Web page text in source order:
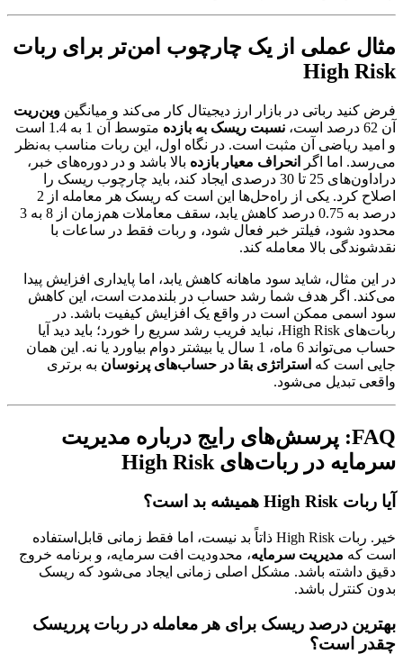
مثال عملی از یک چارچوب امن‌تر برای ربات
High Risk
فرض کنید رباتی در بازار ارز دیجیتال کار می‌کند و میانگین وین‌ریت
آن 62 درصد است،
نسبت ریسک به بازده
متوسط آن 1 به 1.4 است
و امید ریاضی آن مثبت است. در نگاه اول، این ربات مناسب به‌نظر
می‌رسد. اما اگر
انحراف معیار بازده بالا باشد و در دوره‌های خبر،
دراداون‌های 25 تا 30 درصدی ایجاد کند، باید چارچوب ریسک را
اصلاح کرد. یکی از راه‌حل‌ها این است که ریسک هر معامله از 2
درصد به 0.75 درصد کاهش یابد، سقف معاملات هم‌زمان از 8 به 3
محدود شود، فیلتر خبر فعال شود، و ربات فقط در ساعات با
نقدشوندگی بالا معامله کند.
در این مثال، شاید سود ماهانه کاهش یابد، اما پایداری افزایش پیدا
می‌کند. اگر هدف شما رشد حساب در بلندمدت است، این کاهش
سود اسمی ممکن است در واقع یک افزایش کیفیت باشد. در
ربات‌های High Risk، نباید فریب رشد سریع را خورد؛ باید دید آیا
حساب می‌تواند 6 ماه، 1 سال یا بیشتر دوام بیاورد یا نه. این همان
جایی است که استراتژی بقا در حساب‌های پرنوسان به برتری
واقعی تبدیل می‌شود.
FAQ: پرسش‌های رایج درباره مدیریت
سرمایه در ربات‌های High Risk
آیا ربات High Risk همیشه بد است؟
خیر. ربات High Risk ذاتاً بد نیست، اما فقط زمانی قابل‌استفاده
است که مدیریت سرمایه، محدودیت افت سرمایه، و برنامه خروج
دقیق داشته باشد. مشکل اصلی زمانی ایجاد می‌شود که ریسک
بدون کنترل باشد.
بهترین درصد ریسک برای هر معامله در ربات پرریسک
چقدر است؟